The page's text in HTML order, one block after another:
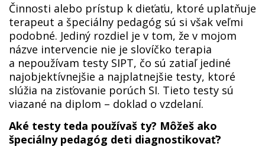
Činnosti alebo prístup k dieťaťu, ktoré uplatňuje
terapeut a špeciálny pedagóg sú si však veľmi
podobné. Jediný rozdiel je v tom, že v mojom
názve intervencie nie je slovíčko terapia
a nepoužívam testy SIPT, čo sú zatiaľ jediné
najobjektívnejšie a najplatnejšie testy, ktoré
slúžia na zisťovanie porúch SI. Tieto testy sú
viazané na diplom – doklad o vzdelaní.
Aké testy teda používaš ty? Môžeš ako
špeciálny pedagóg deti diagnostikovať?